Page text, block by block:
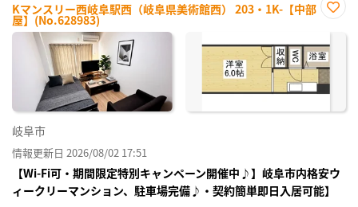
Kマンスリー西岐阜駅西（岐阜県美術館西） 203・1K-【中部
屋】(No.628983)
に入
り登
録
岐阜市
情報更新日 2026/08/02 17:51
【Wi-Fi可・期間限定特別キャンペーン開催中♪】岐阜市内格安ウ
ィークリーマンション、駐車場完備♪・契約簡単即日入居可能】